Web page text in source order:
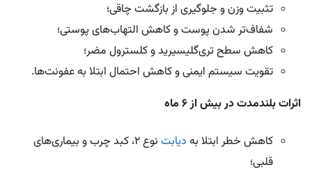
تثبیت وزن و جلوگیری از بازگشت چاقی؛
شفاف‌تر شدن پوست و کاهش التهاب‌های پوستی؛
کاهش سطح تری‌گلیسیرید و کلسترول مضر؛
تقویت سیستم ایمنی و کاهش احتمال ابتلا به عفونت‌ها.
اثرات بلندمدت در بیش از ۶ ماه
کاهش خطر ابتلا به دیابت
نوع ۲، کبد چرب و بیماری‌های
قلبی؛